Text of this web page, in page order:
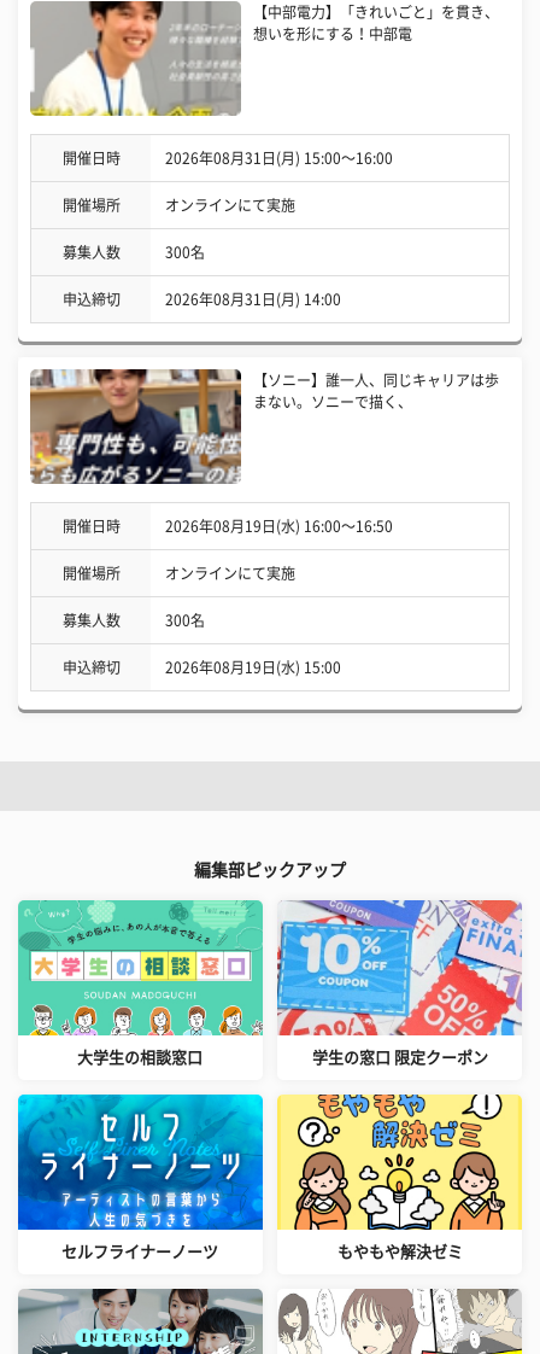
【中部電力】「きれいごと」を貫き、
想いを形にする！中部電
開催日時 2026年08月31日(月) 15:00〜16:00
開催場所 オンラインにて実施
募集人数 300名
申込締切 2026年08月31日(月) 14:00
【ソニー】誰一人、同じキャリアは歩
まない。ソニーで描く、
開催日時 2026年08月19日(水) 16:00〜16:50
開催場所 オンラインにて実施
募集人数 300名
申込締切 2026年08月19日(水) 15:00
編集部ピックアップ
大学生の相談窓口 学生の窓口 限定クーポン
セルフライナーノーツ もやもや解決ゼミ